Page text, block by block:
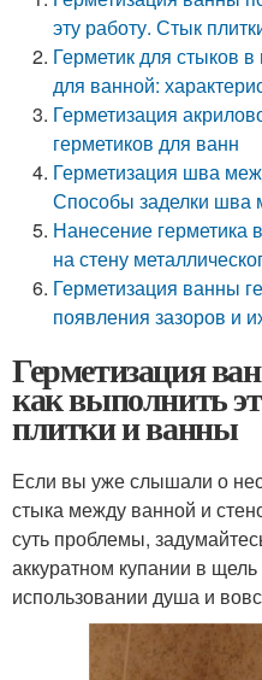
эту работу. Стык
Герметик для стыков
для ванной:
Герметизация
герметиков для ванн
Герметизация шва
Способы заделки шва
Нанесение герметика
на стену
Герметизация ванны
появления зазоров и
Герметизация
как выполнить
плитки и ванны
Если вы уже слышали о
стыка между ванной и
суть проблемы,
аккуратном купании в
использовании душа и